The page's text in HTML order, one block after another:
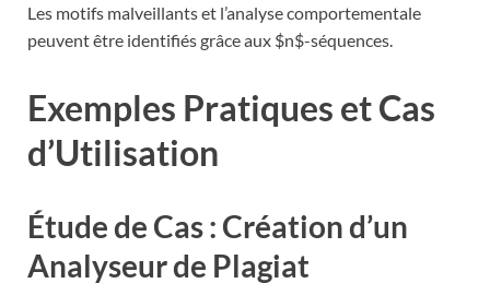
Les motifs malveillants et l’analyse comportementale
peuvent être identifiés grâce aux $n$-séquences.
Exemples Pratiques et Cas
d’Utilisation
Étude de Cas : Création d’un
Analyseur de Plagiat